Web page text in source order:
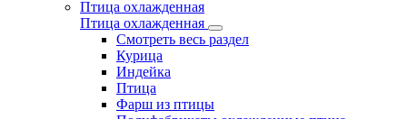
Птица охлажденная
Птица охлажденная
Смотреть весь раздел
Курица
Индейка
Птица
Фарш из птицы